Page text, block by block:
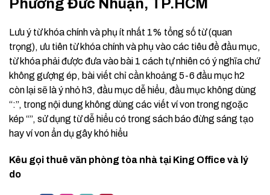
Phường Đức Nhuận, TP.HCM
Lưu ý từ khóa chính và phụ ít nhất 1% tổng số từ (quan
trọng), ưu tiên từ khóa chính và phụ vào các tiêu đề đầu mục,
từ khóa phải được đưa vào bài 1 cách tự nhiên có ý nghĩa chứ
không gượng ép, bài viết chỉ cần khoảng 5-6 đầu mục h2
còn lại sẽ là ý nhỏ h3, đầu mục dễ hiểu, đầu mục không dùng
“:”, trong nội dung không dùng các viết ví von trong ngoặc
kép “”, sử dụng từ dễ hiểu có trong sách báo đừng sáng tạo
hay ví von ẩn dụ gây khó hiểu
Kêu gọi thuê văn phòng tòa nhà tại King Office và lý
do